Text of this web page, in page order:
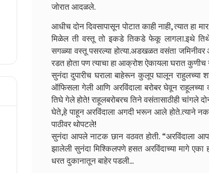
जोरात आदळले.
आधीच दोन दिवसापासून पोटात काही नाही,त्यात हा
मिळेल ती वस्तू तो इकडे तिकडे फेकू लागला.इथे
सगळ्या वस्तू पसरल्या होत्या.अडखळत वसंता
रडत होता पण त्याचा हा आक्रोश ऐकायला घरात
सुनंदा दुपारीच घराला बाहेरून कुलूप घालून राहुलच्या
ऑफिसला गेली आणि अरविंदाला बरोबर घेवून
तिघे गेले होते! राहूलबरोबरच तिने वसंतासाठीही
घेते,हे पाहून अरविंदाला अगदी भरून आले होते.त्याने
पाठीवर थोपटले!
सुनंदा आपले नाटक छान वठवत होती.“अरविंदाला
झालेली सुनंदा मिश्किलपणे हसत अरविंदाच्या मागे एका
धरत दुकानातून बाहेर पडली...